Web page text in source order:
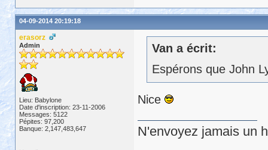
04-09-2014 20:19:18
erasorz
Admin
Lieu: Babylone
Date d'inscription: 23-11-2006
Messages: 5122
Pépites: 97,200
Banque: 2,147,483,647
Van a écrit:
Espérons que John
Nice
N'envoyez jamais un